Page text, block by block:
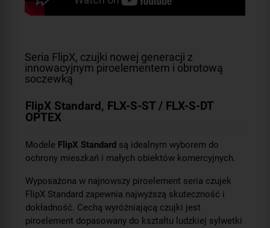
Seria FlipX, czujki nowej generacji z
innowacyjnym piroelementem i obrotową
soczewką
FlipX Standard, FLX-S-ST / FLX-S-DT
OPTEX
Modele FlipX Standard są idealnym wyborem do
ochrony mieszkań i małych obiektów komercyjnych.
Wyposażona w najnowszy piroelement seria czujek
FlipX Standard zapewnia najwyższą skuteczność i
dokładność. Cechą wyróżniającą czujki jest
piroelement dopasowany do kształtu ludzkiej sylwetki